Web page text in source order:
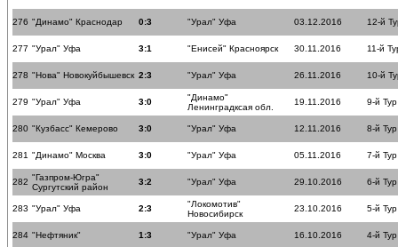
276 "Динамо" Краснодар 0:3 "Урал" Уфа 03.12.2016 12-й
277 "Урал" Уфа 3:1 "Енисей" Красноярск 30.11.2016 11-й
278 "Нова" Новокуйбышевск 2:3 "Урал" Уфа 26.11.2016 10-й
279 "Урал" Уфа 3:0
"Динамо"
Ленинградксая обл.
19.11.2016 9-й Тур
280 "Кузбасс" Кемерово 3:0 "Урал" Уфа 12.11.2016 8-й Тур
281 "Динамо" Москва 3:0 "Урал" Уфа 05.11.2016 7-й Тур
282 "Газпром-Югра"
Сургутский район
3:2 "Урал" Уфа 29.10.2016 6-й Тур
283 "Урал" Уфа 2:3
"Локомотив"
Новосибирск
23.10.2016 5-й Тур
284 "Нефтяник" 1:3 "Урал" Уфа 16.10.2016 4-й Тур